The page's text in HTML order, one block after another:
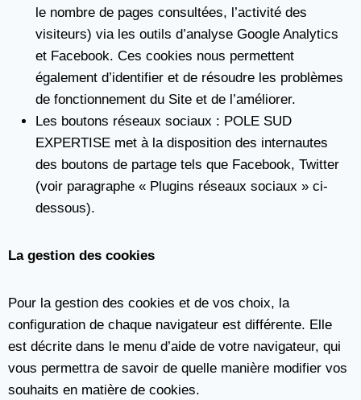
le nombre de pages consultées, l’activité des
visiteurs) via les outils d’analyse Google Analytics
et Facebook. Ces cookies nous permettent
également d’identifier et de résoudre les problèmes
de fonctionnement du Site et de l’améliorer.
Les boutons réseaux sociaux : POLE SUD
EXPERTISE met à la disposition des internautes
des boutons de partage tels que Facebook, Twitter
(voir paragraphe « Plugins réseaux sociaux » ci-
dessous).
La gestion des cookies
Pour la gestion des cookies et de vos choix, la
configuration de chaque navigateur est différente. Elle
est décrite dans le menu d’aide de votre navigateur, qui
vous permettra de savoir de quelle manière modifier vos
souhaits en matière de cookies.